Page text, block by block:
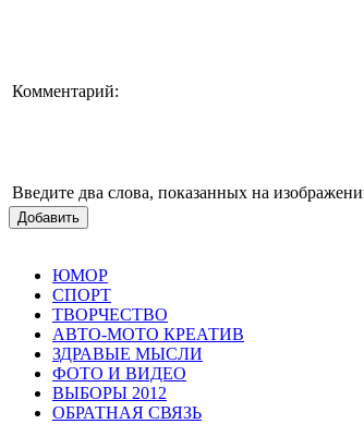
Комментарий:
Введите два слова, показанных на
Добавить
ЮМОР
СПОРТ
ТВОРЧЕСТВО
АВТО-МОТО КРЕАТИВ
ЗДРАВЫЕ МЫСЛИ
ФОТО И ВИДЕО
ВЫБОРЫ 2012
ОБРАТНАЯ СВЯЗЬ